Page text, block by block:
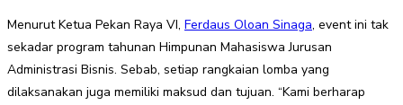
Menurut Ketua Pekan Raya VI, Ferdaus Oloan Sinaga, event ini tak
sekadar program tahunan Himpunan Mahasiswa Jurusan
Administrasi Bisnis. Sebab, setiap rangkaian lomba yang
dilaksanakan juga memiliki maksud dan tujuan. “Kami berharap